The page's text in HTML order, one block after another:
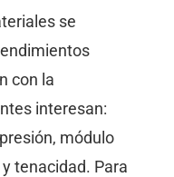
se
con la
interesan:
módulo
tenacidad. Para